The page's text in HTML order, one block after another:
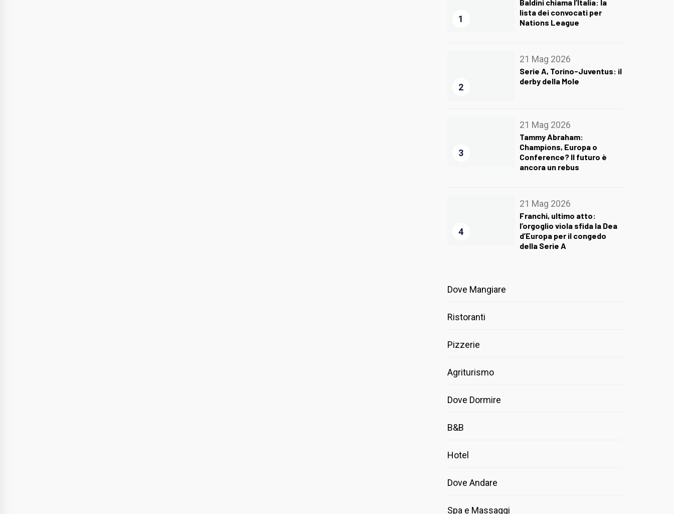
1
Baldini chiama l’Italia: la
lista dei convocati per
Nations League
2
21 Mag 2026
Serie A, Torino-Juventus: il
derby della Mole
3
21 Mag 2026
Tammy Abraham:
Champions, Europa o
Conference? Il futuro è
ancora un rebus
4
21 Mag 2026
Franchi, ultimo atto:
l’orgoglio viola sfida la Dea
d’Europa per il congedo
della Serie A
Dove Mangiare
Ristoranti
Pizzerie
Agriturismo
Dove Dormire
B&B
Hotel
Dove Andare
Spa e Massaggi